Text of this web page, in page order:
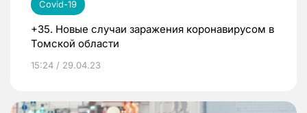
Covid-19
+35. Новые случаи заражения коронавирусом в
Томской области
15:24 / 29.04.23